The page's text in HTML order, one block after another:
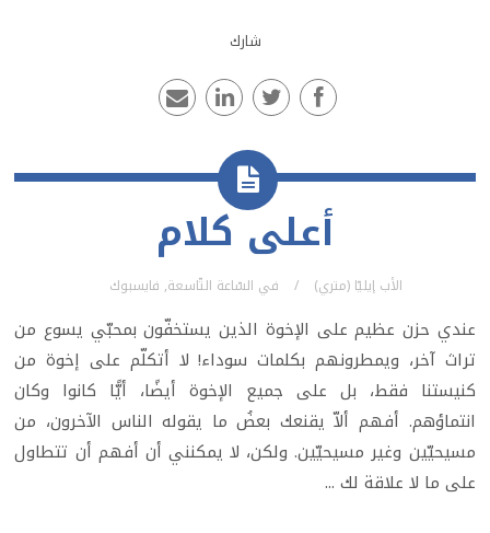
شارك
أعلى كلام
الأب إيليّا (متري) في السّاعة التّاسعة, فايسبوك
عندي حزن عظيم على الإخوة الذين يستخفّون بمحبّي يسوع من
تراث آخر، ويمطرونهم بكلمات سوداء! لا أتكلّم على إخوة من
كنيستنا فقط، بل على جميع الإخوة أيضًا، أيًّا كانوا وكان
انتماؤهم. أفهم ألاّ يقنعك بعضُ ما يقوله الناس الآخرون، من
مسيحيّين وغير مسيحيّين. ولكن، لا يمكنني أن أفهم أن تتطاول
على ما لا علاقة لك ...